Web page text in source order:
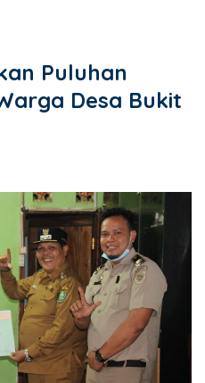
Puluhan
Desa Bukit